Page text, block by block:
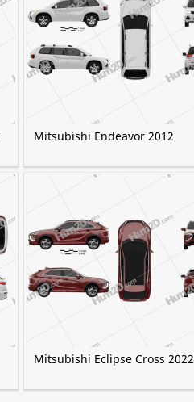
Mitsubishi Endeavor 2012
Mitsubishi Eclipse Cross 2022